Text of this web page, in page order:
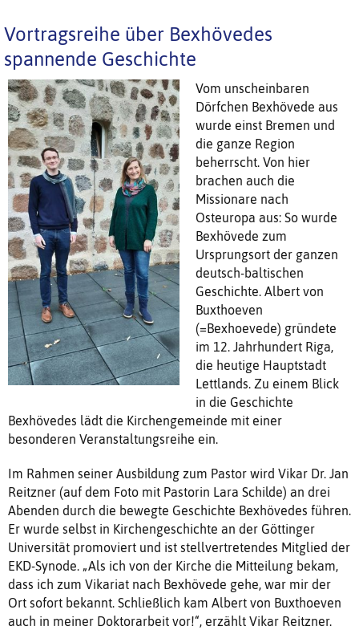
Vortragsreihe über Bexhövedes
spannende Geschichte
Vom unscheinbaren
Dörfchen Bexhövede aus
wurde einst Bremen und
die ganze Region
beherrscht. Von hier
brachen auch die
Missionare nach
Osteuropa aus: So wurde
Bexhövede zum
Ursprungsort der ganzen
deutsch-baltischen
Geschichte. Albert von
Buxthoeven
(=Bexhoevede) gründete
im 12. Jahrhundert Riga,
die heutige Hauptstadt
Lettlands. Zu einem Blick
in die Geschichte
Bexhövedes lädt die Kirchengemeinde mit einer
besonderen Veranstaltungsreihe ein.
Im Rahmen seiner Ausbildung zum Pastor wird Vikar Dr. Jan
Reitzner (auf dem Foto mit Pastorin Lara Schilde) an drei
Abenden durch die bewegte Geschichte Bexhövedes führen.
Er wurde selbst in Kirchengeschichte an der Göttinger
Universität promoviert und ist stellvertretendes Mitglied der
EKD-Synode. „Als ich von der Kirche die Mitteilung bekam,
dass ich zum Vikariat nach Bexhövede gehe, war mir der
Ort sofort bekannt. Schließlich kam Albert von Buxthoeven
auch in meiner Doktorarbeit vor!“, erzählt Vikar Reitzner.